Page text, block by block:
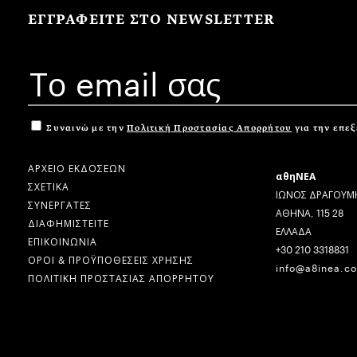
ΕΓΓΡΑΦΕΙΤΕ ΣΤΟ NEWSLETTER
Συναινώ με την Πολιτική Προστασίας Απορρήτου για την
ΑΡΧΕΙΟ ΕΚΔΟΣΕΩΝ
ΣΧΕΤΙΚΑ
ΣΥΝΕΡΓΑΤΕΣ
ΔΙΑΦΗΜΙΣΤΕΙΤΕ
ΕΠΙΚΟΙΝΩΝΙΑ
ΟΡΟΙ & ΠΡΟΫΠΟΘΕΣΕΙΣ ΧΡΗΣΗΣ
ΠΟΛΙΤΙΚΗ ΠΡΟΣΤΑΣΙΑΣ ΑΠΟΡΡΗΤΟΥ
αθηΝΕΑ
ΙΩΝΟΣ
ΑΘΗΝΑ, 115 28
ΕΛΛΑΔΑ
+30 210 3318831